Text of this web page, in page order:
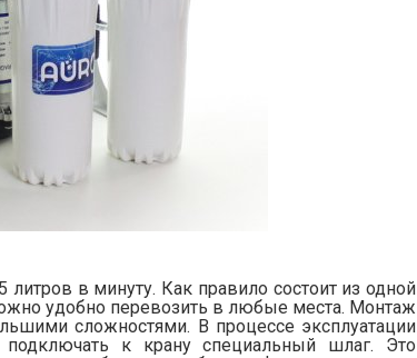
в минуту. Как правило состоит из одной
удобно перевозить в любые места. Монтаж
сложностями. В процессе эксплуатации
к крану специальный шлаг. Это